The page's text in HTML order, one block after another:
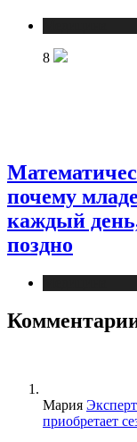
8
почему
каждый
поздно
Мария
приобретает